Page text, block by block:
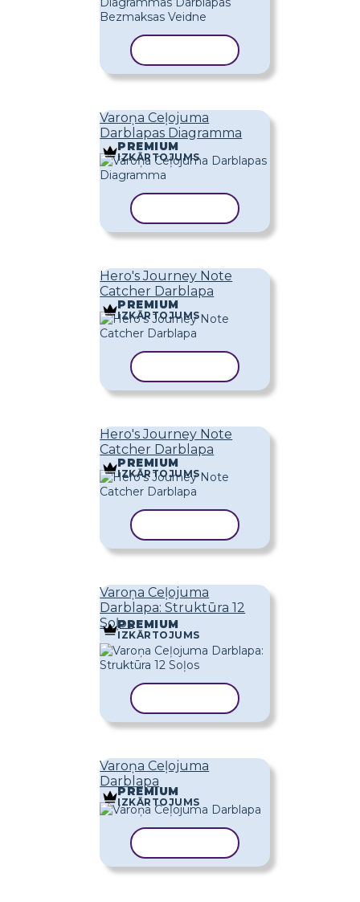
Varoņa Ceļojuma
Darblapas Diagramma
PREMIUM
IZKĀRTOJUMS
Hero's Journey Note
Catcher Darblapa
PREMIUM
IZKĀRTOJUMS
Hero's Journey Note
Catcher Darblapa
PREMIUM
IZKĀRTOJUMS
Varoņa Ceļojuma
Darblapa: Struktūra 12
SoļosPREMIUM
IZKĀRTOJUMS
Varoņa Ceļojuma
Darblapa
PREMIUM
IZKĀRTOJUMS